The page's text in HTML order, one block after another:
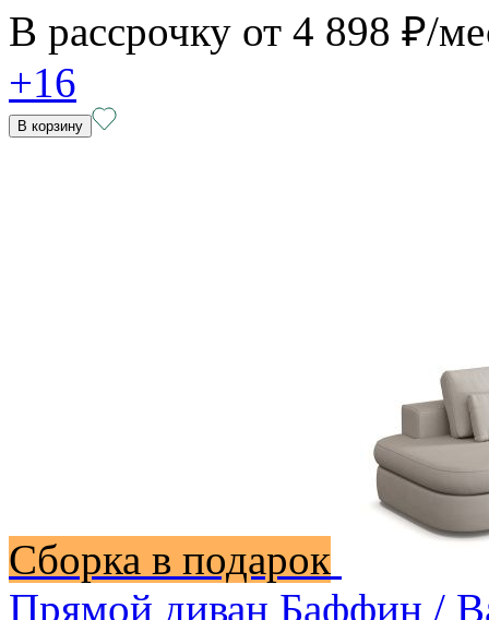
В рассрочку от 4 898 ₽/
+16
В корзину
Сборка в подарок
Прямой диван Баффин /